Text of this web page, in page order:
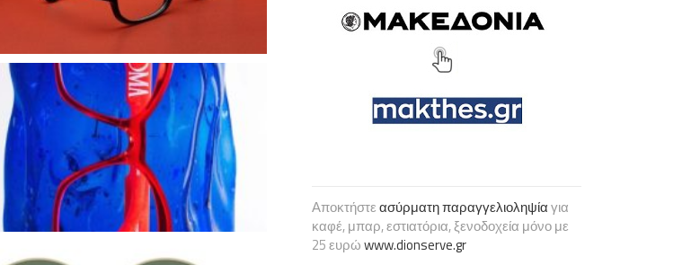
Αποκτήστεασύρματη παραγγελιοληψίαγια
καφέ, μπαρ, εστιατόρια, ξενοδοχεία μόνο με
25 ευρώwww.dionserve.gr